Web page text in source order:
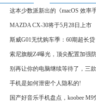
这本少数派新出的《macOS 效率
MAZDA CX-30将于5月28日上市
斯威G01无忧购车季：60期超长
索尼旗舰Z4曝光，顶尖配置加强
别再让你的电脑继续等待了，三
手机是如何泄密个人隐私的!
国产好音乐手机盘点，koobee M9